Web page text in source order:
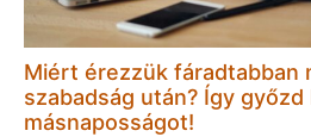
Miért érezzük fáradtabban
szabadság után? Így győzd
másnaposságot!